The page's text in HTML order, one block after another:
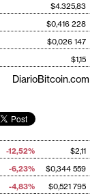
$4.325,83
$0,416 228
$0,026 147
$1,15
DiarioBitcoin.com
-12,52%
$2,11
-6,23%
$0,344 559
-4,83%
$0,521 795